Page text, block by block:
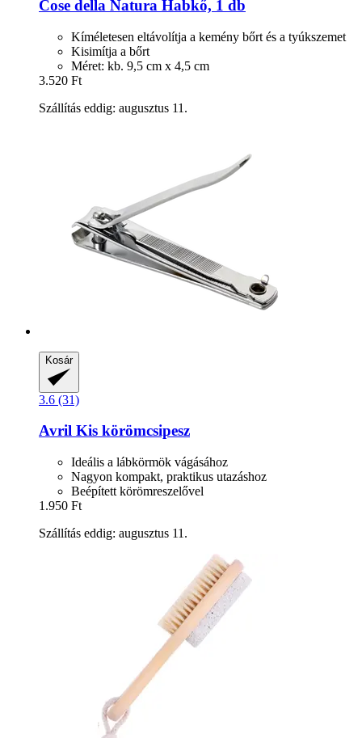
Cose della Natura Habkő, 1 db
Kíméletesen eltávolítja a kemény bőrt és a tyúkszemet
Kisimítja a bőrt
Méret: kb. 9,5 cm x 4,5 cm
3.520 Ft
Szállítás eddig: augusztus 11.
Kosár
3.6 (31)
Avril Kis körömcsipesz
Ideális a lábkörmök vágásához
Nagyon kompakt, praktikus utazáshoz
Beépített körömreszelővel
1.950 Ft
Szállítás eddig: augusztus 11.